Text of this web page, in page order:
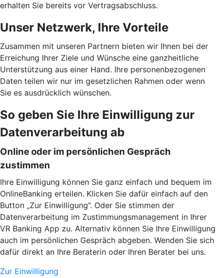
erhalten Sie bereits vor Vertragsabschluss.
Unser Netzwerk, Ihre Vorteile
Zusammen mit unseren Partnern bieten wir Ihnen bei der
Erreichung Ihrer Ziele und Wünsche eine ganzheitliche
Unterstützung aus einer Hand. Ihre personenbezogenen
Daten teilen wir nur im gesetzlichen Rahmen oder wenn
Sie es ausdrücklich wünschen.
So geben Sie Ihre Einwilligung zur
Datenverarbeitung ab
Online oder im persönlichen Gespräch
zustimmen
Ihre Einwilligung können Sie ganz einfach und bequem im
OnlineBanking erteilen. Klicken Sie dafür einfach auf den
Button „Zur Einwilligung”. Oder Sie stimmen der
Datenverarbeitung im Zustimmungsmanagement in Ihrer
VR Banking App zu. Alternativ können Sie Ihre Einwilligung
auch im persönlichen Gespräch abgeben. Wenden Sie sich
dafür direkt an Ihre Beraterin oder Ihren Berater bei uns.
Zur Einwilligung